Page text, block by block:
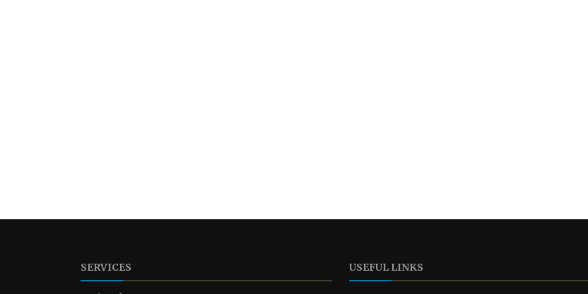
SERVICES USEFUL LINKS